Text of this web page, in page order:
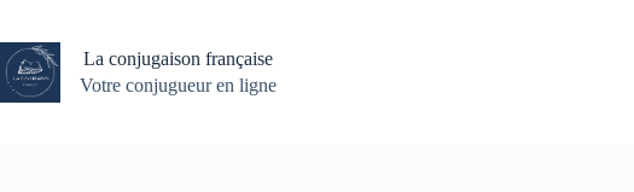
contenu
La conjugaison française
Votre conjugueur en ligne